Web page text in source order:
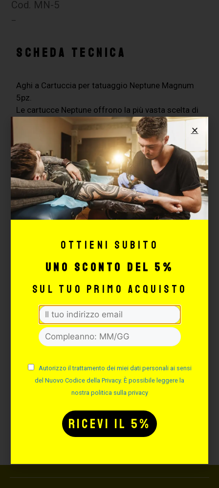
Cod. MN-5
–
SCHEDA TECNICA
Aghi a Cartuccia per tatuaggio Neptune Magnum
5pz.
Le cartucce Neptune offrono la più vasta scelta di
tipologia e misure di aghi presenti sul mercato e
sono tutte dotate di membrana di sicurezza
all’interno per evitare il rischio di contaminazione.
Spedizione gratuita per ordini superiori a €129,00
Bonifico / Contrassegno /
Carte di credito / Paypal
Ottieni subito
uno sconto del 5%
sul tuo primo acquisto
Autorizzo il trattamento dei miei dati personali ai sensi
del Nuovo Codice della Privacy. È possibile leggere la
nostra politica sulla privacy